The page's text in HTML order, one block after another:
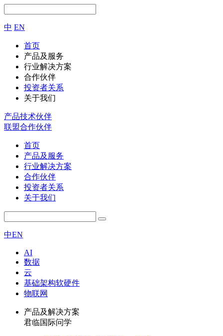
中 EN
首页
产品及服务
行业解决方案
合作伙伴
投资者关系
关于我们
产品技术伙伴
联盟合作伙伴
首页
产品及服务
行业解决方案
合作伙伴
投资者关系
关于我们
中EN
AI
数据
云
基础架构软硬件
物联网
产品及解决方案
君临国际问学